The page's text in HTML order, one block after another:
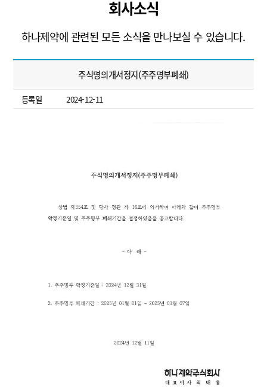
회사소식
하나제약에 관련된 모든 소식을 만나보실 수 있습니다.
주식명의개서정지(주주명부폐쇄)
등록일 2024-12-11